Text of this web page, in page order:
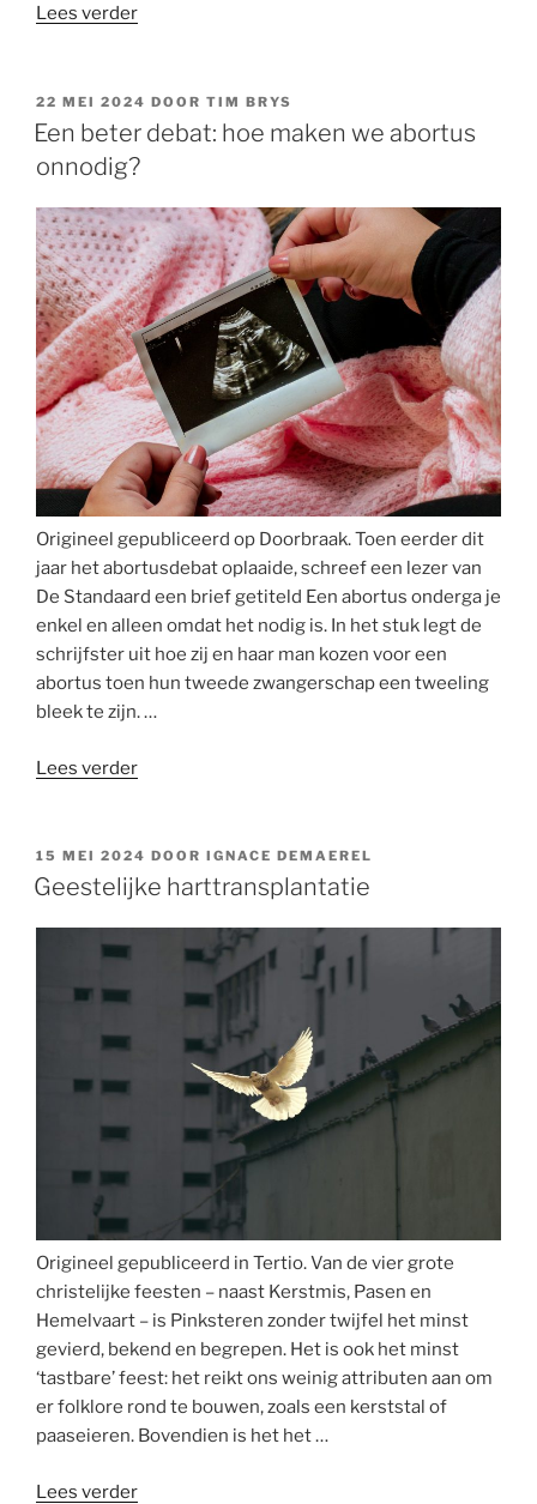
Lees verder“Massa’s
conflict
met
Israël:
is
niet
de
eerste
keer
dat
dit
het
recept
vormt
voor
een
burgeroorlog
in
Libanon”
GEPLAATST
OP
22 MEI 2024 DOOR TIM BRYS
Een beter debat: hoe maken we abortus
onnodig?
Origineel gepubliceerd op Doorbraak. Toen eerder dit
jaar het abortusdebat oplaaide, schreef een lezer van
De Standaard een brief getiteld Een abortus onderga je
enkel en alleen omdat het nodig is. In het stuk legt de
schrijfster uit hoe zij en haar man kozen voor een
abortus toen hun tweede zwangerschap een tweeling
bleek te zijn. …
Lees verder“Een
hoe
maken
onnodig?”
GEPLAATST
OP
15 MEI 2024 DOOR IGNACE DEMAEREL
Geestelijke harttransplantatie
Origineel gepubliceerd in Tertio. Van de vier grote
christelijke feesten – naast Kerstmis, Pasen en
Hemelvaart – is Pinksteren zonder twijfel het minst
gevierd, bekend en begrepen. Het is ook het minst
‘tastbare’ feest: het reikt ons weinig attributen aan om
er folklore rond te bouwen, zoals een kerststal of
paaseieren. Bovendien is het het …
Lees verder“Geestelijke